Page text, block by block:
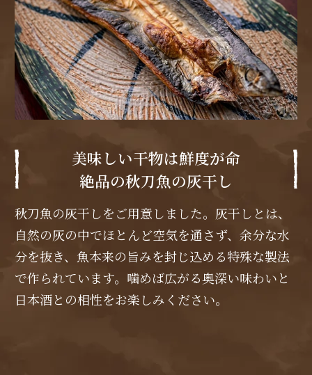
美味しい干物は鮮度が命
絶品の秋刀魚の灰干し
秋刀魚の灰干しをご用意しました。灰干しとは、
自然の灰の中でほとんど空気を通さず、余分な水
分を抜き、魚本来の旨みを封じ込める特殊な製法
で作られています。噛めば広がる奥深い味わいと
日本酒との相性をお楽しみください。